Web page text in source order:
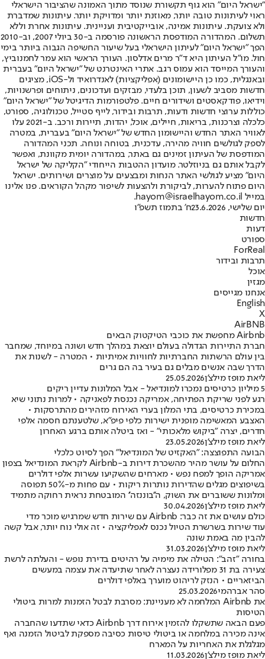
"ישראל היום" הוא גוף תקשורת שנוסד מתוך האמונה שהציבור הישראלי
ראוי לעיתונות טובה יותר, מאוזנת יותר ומדויקת יותר. עיתונות שמדברת
ולא צועקת. עיתונות אמינה, אובייקטיבית ועניינית. עיתונות אחרת וללא
תשלום. המהדורה המודפסת הראשונה פורסמה ב-30 ביולי 2007, וב-2010
הפך "ישראל היום" לעיתון הישראלי בעל שיעור החשיפה הגבוה ביותר בימי
חול. מו"ל העיתון היא ד"ר מרים אדלסון. העורך הראשי הוא עמר לחמנוביץ,
והעורך המייסד הוא עמוס רגב. אתרי האינטרנט של "ישראל היום" בעברית
ובאנגלית, כמו כן היישומונים (אפליקציות) לאנדרואיד ול-iOS, מציגים
חדשות מסביב לשעון, תוכן בלעדי, מבזקים ועדכונים, ניתוחים ופרשנויות,
וידיאו, פודקאסטים ושידורים חיים. פלטפורמות הדיגיטל של "ישראל היום"
כוללות ערוצי חדשות ודעות, תרבות ובידור, לייף סטייל, טכנולוגיה, ספורט,
כלכלה וצרכנות, בריאות, חיילים, אוכל, יהדות, תיירות ורכב. ב-2021 עלו
לאוויר האתר החדש והיישומון החדש של "ישראל היום" בעברית, במטרה
לספק לגולשים חוויה מהירה, עדכנית, בטוחה ונוחה. תכני המהדורה
המודפסת של העיתון זמינים גם באתר, במהדורה יומית מקוונת, ואפשר
לקבל אותם גם בניוזלטר. מועדון ההטבות הייחודי "הקליקה של ישראל
היום" מציע לגולשי האתר הנחות ומבצעים על מוצרים ושירותים. ישראל
היום פתוח להערות, לביקורת ולהצעות לשיפור מקהל הקוראים. פנו אלינו
במייל hayom@israelhayom.co.il.
יום שלישי, 23.6.2026
ח' בתמוז תשפ"ו
חדשות
דעות
ספורט
ForReal
תרבות ובידור
אוכל
מגזין
אנחנו מגייסים
English
X
AirBNB
Airbnb מחפשת את כוכבי הטיקטוק הבאים
חברת התיירות הגדולה בעולם יוצאת במהלך חדש ושונה במיוחד, שמחבר
בין עולם הרשתות החברתיות לחוויות אמיתיות • המטרה - לשנות את
הדרך שבה אנשים מבלים גם בעיר בה הם גרים
ליאת מופז מילצ'ן25.05.2026
5 מיליון כרטיסים נמכרו למונדיאל - אבל המלונות עדיין ריקים
רגע לפני שריקת הפתיחה, אמריקה נכנסת לפאניקה • למרות נתוני שיא
במכירת כרטיסים, בתי המלון בערי האירוח מזהירים מהתרסקות •
האצבע המאשימה מופנית ישירות כלפי פיפ"א, שלטענתם חסמה אלפי
חדרים, יצרה "ביקוש מלאכותי" - ואז ביטלה אותם ברגע האחרון
ליאת מופז מילצ'ן23.05.2026
הבועה התפוצצה: "האקזיט של המונדיאל" הפך לסיוט כלכלי
החלום על עושר מהיר מהשכרת דירות ב-Airbnb לקראת המונדיאל בצפון
אמריקה הופך למפח נפש • מארחים שהשקיעו עשרות אלפי דולרים
בשיפוצים מגלים שהדירות נותרות ריקות • עם פחות מ-50% תפוסה
ומלונות ששוברים את השוק, ה''בוננזה'' המובטחת נראית רחוקה מתמיד
ליאת מופז מילצ'ן30.04.2026
כולם עושים את זה כבר: Airbnb עם שירות חדש שמרגיש מוכר מדי
עוד שירות בשרשרת הטיול נכנס לאפליקציה • זה אולי נוח יותר, אבל קשה
להבין מה באמת שונה
ליאת מופז מילצ'ן31.03.2026
בחורה "זהב": הטילה את מימיה על רהיטים בדירת נופש - והעלתה לרשת
צעירה בת 31 מפלורידה נעצרה לאחר שתיעדה את עצמה במעשים
הביזאריים • הנזק לריהוט מוערך באלפי דולרים
סהר אברהמי25.03.2026
את Airbnb המלחמה לא מעניינת: מסרבת לבטל הזמנות למרות ביטולי
הטיסות
פעם הבאה שתשקלו להזמין אירוח דרך Airbnb כדאי שתדעו שהחברה
אינה מכירה במלחמה או ביטולי טיסות כסיבה מספקת לביטול הזמנה ואף
מגלגלת את האחריות על המארח
ליאת מופז מילצ'ן11.03.2026